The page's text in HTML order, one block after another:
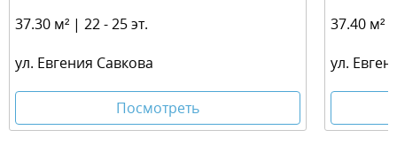
37.30 м² | 22 - 25 эт.
ул. Евгения Савкова
Посмотреть
37.40 м²
ул.